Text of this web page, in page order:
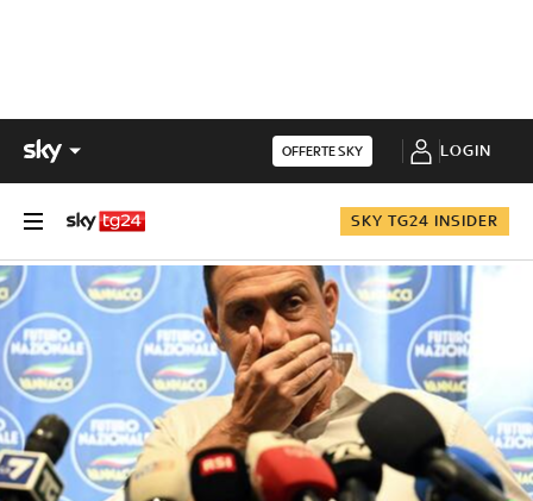
OFFERTE SKY LOGIN
SKY TG24 INSIDER